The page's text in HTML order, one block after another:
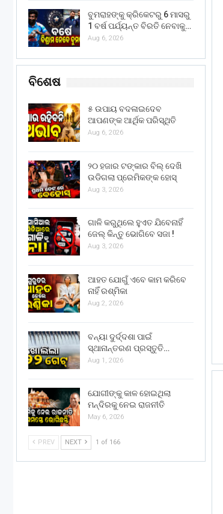
ବୁମରାହଙ୍କୁ କ୍ରିକେଟରୁ 6 ମାସରୁ
1 ବର୍ଷ ପର୍ଯ୍ୟନ୍ତ ବିରତି ନେବାକୁ…
Aug 6, 2026
ବିଶେଷ
୫ ଉପାୟ ବଦଳାଇଦେବ
ଆପଣଙ୍କ ଆର୍ଥିକ ପରିସ୍ଥିତି
Aug 6, 2026
୨୦ ହଜାର ଟଙ୍କାର ବିଲ୍ ଦେଖି
ଉଡିଗଲା ପ୍ରେମିକଙ୍କ ହୋସ୍
Aug 3, 2026
ଗାଳି କରୁଥିଲେ ହୁଏତ ଯିବେନାହିଁ
ଜେଲ୍ କିନ୍ତୁ ଭୋଗିବେ ସଜା !
Aug 3, 2026
ଆହତ ଯୋଗୁଁ ଏବେ କାମ କରିବେ
ନାହିଁ ରଶ୍ମିକା
Aug 2, 2026
ବନ୍ୟା ଦୁର୍ଦ୍ଦଶା ପାଇଁ
ସ୍ଥାନାନ୍ତରଣ ପ୍ରସ୍ତୁତି…
Aug 1, 2026
ଯୋଗୀଙ୍କୁ କାଳ ହୋଇଥିଲା
ମନ୍ଦିରକୁ ନେଇ ରାଜନୀତି
May 6, 2026
PREV NEXT 1 of 166